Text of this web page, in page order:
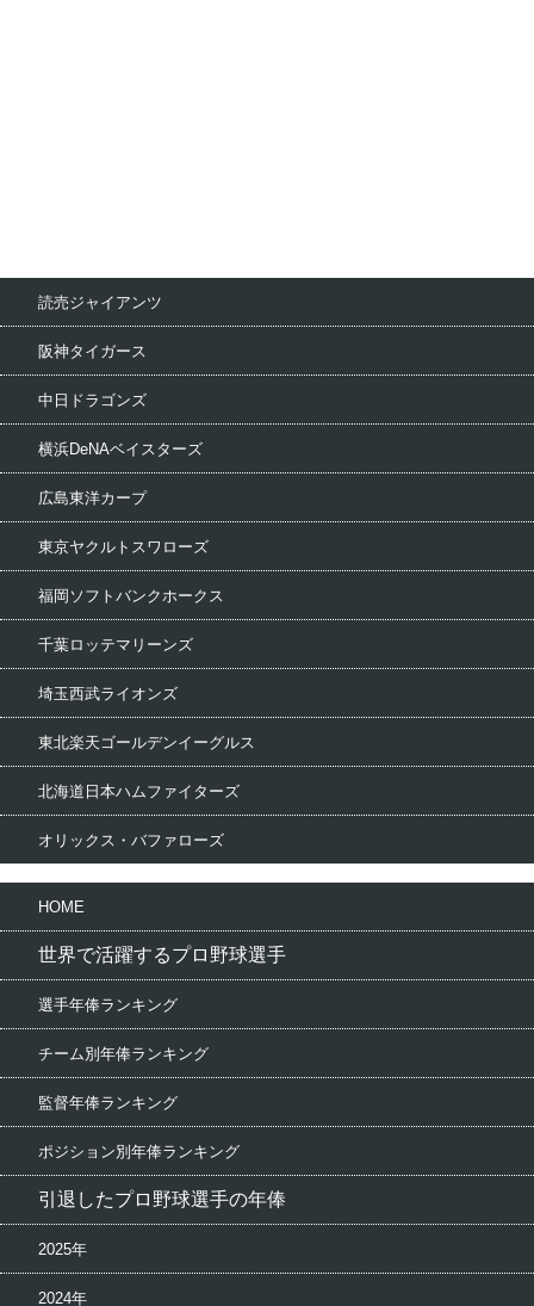
読売ジャイアンツ
阪神タイガース
中日ドラゴンズ
横浜DeNAベイスターズ
広島東洋カープ
東京ヤクルトスワローズ
福岡ソフトバンクホークス
千葉ロッテマリーンズ
埼玉西武ライオンズ
東北楽天ゴールデンイーグルス
北海道日本ハムファイターズ
オリックス・バファローズ
HOME
世界で活躍するプロ野球選手
選手年俸ランキング
チーム別年俸ランキング
監督年俸ランキング
ポジション別年俸ランキング
引退したプロ野球選手の年俸
2025年
2024年